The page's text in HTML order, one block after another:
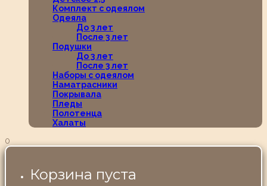
Комплект с одеялом
Одеяла
До 3 лет
После 3 лет
Подушки
До 3 лет
После 3 лет
Наборы с одеялом
Наматрасники
Покрывала
Пледы
Полотенца
Халаты
0
Корзина пуста